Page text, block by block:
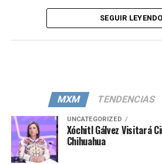
su famosa compañera. Sin
eventos junto a Rodríguez ha
A pesar de que ambas artistas
privada alejada de las redes
afecto entre ellas, principalmente a
han sido motivo de especulación y
seguidores.
SEGUIR LEYENDO
MXM TENDENCIAS
UNCATEGORIZED
Xóchitl Gálvez Visitará
Chihuahua